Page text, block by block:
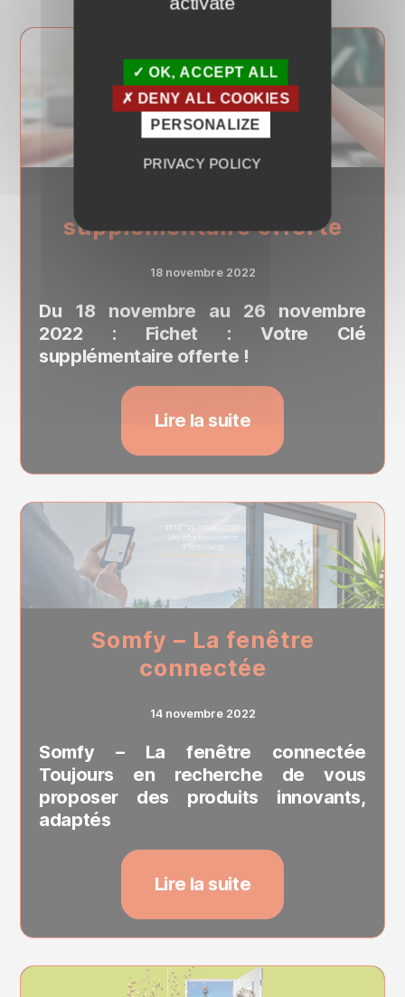
supplémentaire offerte
18 novembre 2022
Du 18 novembre au 26 novembre
2022 : Fichet : Votre Clé
supplémentaire offerte !
Lire la suite
Somfy – La fenêtre
connectée
14 novembre 2022
Somfy – La fenêtre connectée
Toujours en recherche de vous
proposer des produits innovants,
adaptés
Lire la suite
OK, ACCEPT ALL
DENY ALL COOKIES
PERSONALIZE
PRIVACY POLICY